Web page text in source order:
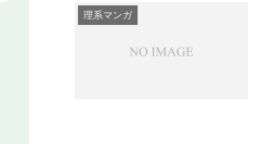
理系マンガ